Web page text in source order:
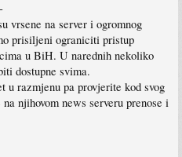
vrsene na server i ogromnog
prisiljeni ograniciti pristup
u BiH. U narednih nekoliko
dostupne svima.
u razmjenu pa provjerite kod svog
njihovom news serveru prenose i